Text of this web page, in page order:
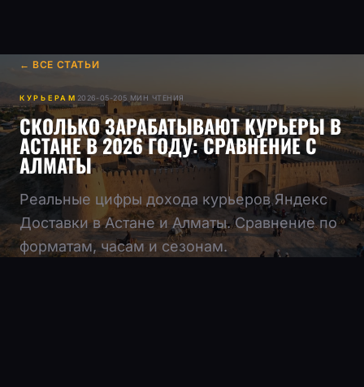
← ВСЕ СТАТЬИ
КУРЬЕРАМ 2026-05-205 МИН ЧТЕНИЯ
СКОЛЬКО ЗАРАБАТЫВАЮТ КУРЬЕРЫ В
АСТАНЕ В 2026 ГОДУ: СРАВНЕНИЕ С
АЛМАТЫ
Реальные цифры дохода курьеров Яндекс
Доставки в Астане и Алматы. Сравнение по
форматам, часам и сезонам.